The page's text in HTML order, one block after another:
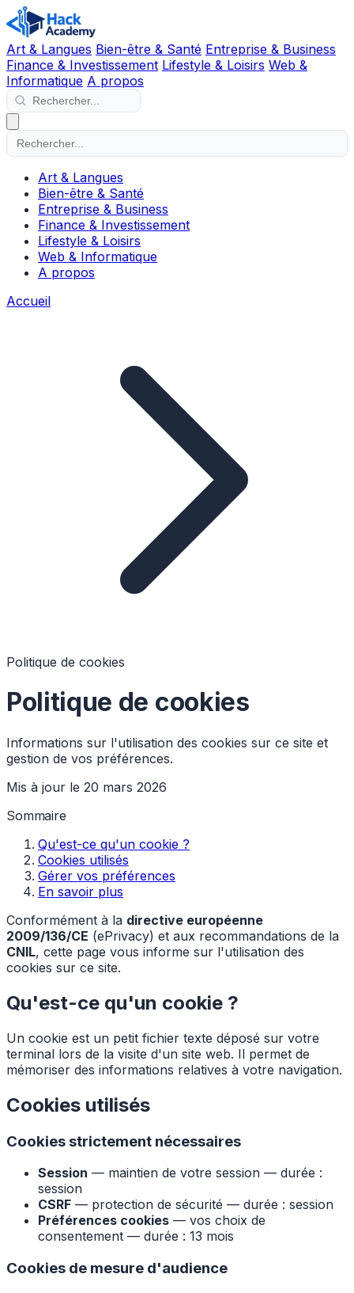
Art & Langues Bien-être & Santé Entreprise & Business
Finance & Investissement Lifestyle & Loisirs Web &
Informatique A propos
Art & Langues
Bien-être & Santé
Entreprise & Business
Finance & Investissement
Lifestyle & Loisirs
Web & Informatique
A propos
Accueil
Politique de cookies
Politique de cookies
Informations sur l'utilisation des cookies sur ce site et
gestion de vos préférences.
Mis à jour le 20 mars 2026
Sommaire
Qu'est-ce qu'un cookie ?
Cookies utilisés
Gérer vos préférences
En savoir plus
Conformément à la directive européenne
2009/136/CE (ePrivacy) et aux recommandations de la
CNIL, cette page vous informe sur l'utilisation des
cookies sur ce site.
Qu'est-ce qu'un cookie ?
Un cookie est un petit fichier texte déposé sur votre
terminal lors de la visite d'un site web. Il permet de
mémoriser des informations relatives à votre navigation.
Cookies utilisés
Cookies strictement nécessaires
Session — maintien de votre session — durée :
session
CSRF — protection de sécurité — durée : session
Préférences cookies — vos choix de
consentement — durée : 13 mois
Cookies de mesure d'audience